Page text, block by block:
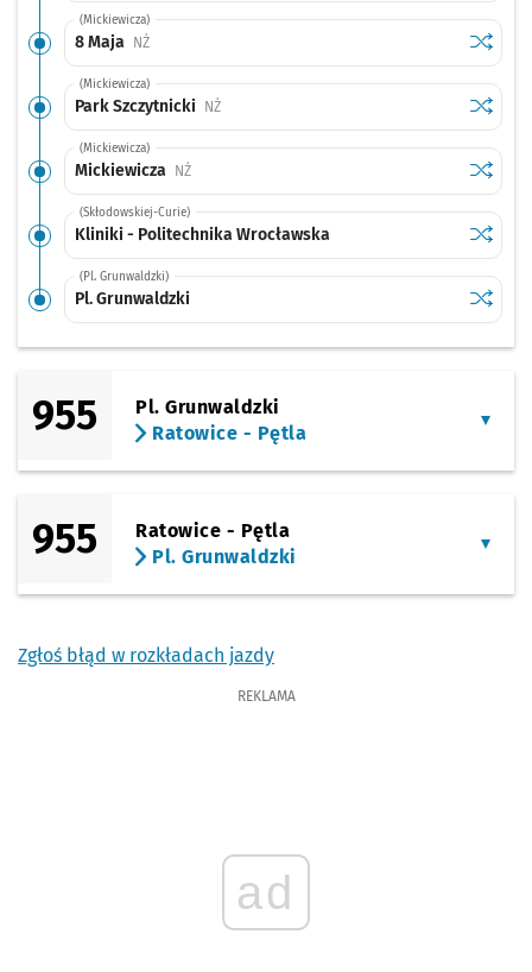
(Mickiewicza)
8 Maja NŻPrzystanek na życzenie
(Mickiewicza)
Park Szczytnicki NŻPrzystanek na życzenie
(Mickiewicza)
Mickiewicza NŻPrzystanek na życzenie
(Skłodowskiej-Curie)
Kliniki - Politechnika Wrocławska
(Pl. Grunwaldzki)
Pl. Grunwaldzki
955
Pl. Grunwaldzki
Ratowice - Pętla
955
Ratowice - Pętla
Pl. Grunwaldzki
Zgłoś błąd w rozkładach jazdy
REKLAMA
ad